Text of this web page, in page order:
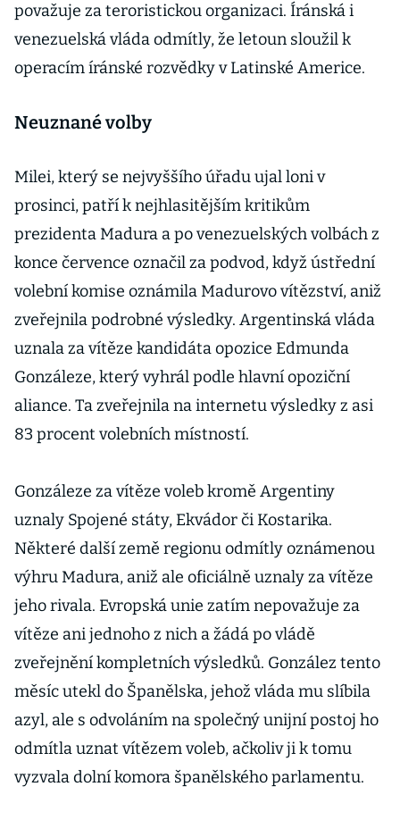
považuje za teroristickou organizaci. Íránská i
venezuelská vláda odmítly, že letoun sloužil k
operacím íránské rozvědky v Latinské Americe.
Neuznané volby
Milei, který se nejvyššího úřadu ujal loni v
prosinci, patří k nejhlasitějším kritikům
prezidenta Madura a po venezuelských volbách z
konce července označil za podvod, když ústřední
volební komise oznámila Madurovo vítězství, aniž
zveřejnila podrobné výsledky. Argentinská vláda
uznala za vítěze kandidáta opozice Edmunda
Gonzáleze, který vyhrál podle hlavní opoziční
aliance. Ta zveřejnila na internetu výsledky z asi
83 procent volebních místností.
Gonzáleze za vítěze voleb kromě Argentiny
uznaly Spojené státy, Ekvádor či Kostarika.
Některé další země regionu odmítly oznámenou
výhru Madura, aniž ale oficiálně uznaly za vítěze
jeho rivala. Evropská unie zatím nepovažuje za
vítěze ani jednoho z nich a žádá po vládě
zveřejnění kompletních výsledků. González tento
měsíc utekl do Španělska, jehož vláda mu slíbila
azyl, ale s odvoláním na společný unijní postoj ho
odmítla uznat vítězem voleb, ačkoliv ji k tomu
vyzvala dolní komora španělského parlamentu.